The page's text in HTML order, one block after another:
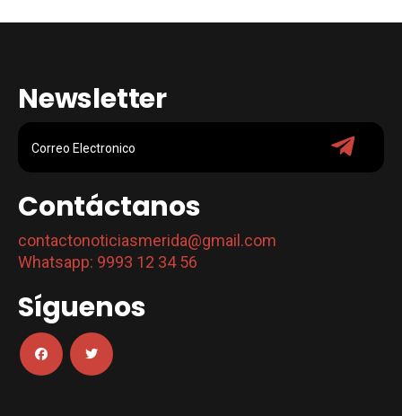
Newsletter
Contáctanos
contactonoticiasmerida@gmail.com
Whatsapp: 9993 12 34 56
Síguenos